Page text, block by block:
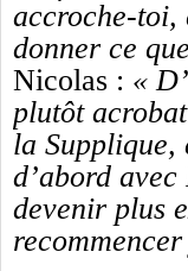
accroche-toi,
donner ce
Nicolas : «
plutôt
la Supplique,
d’abord
devenir plus